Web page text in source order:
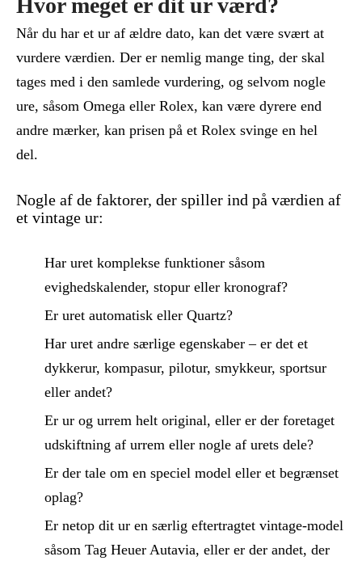
Hvor meget er dit ur værd?
Når du har et ur af ældre dato, kan det være svært at
vurdere værdien. Der er nemlig mange ting, der skal
tages med i den samlede vurdering, og selvom nogle
ure, såsom Omega eller Rolex, kan være dyrere end
andre mærker, kan prisen på et Rolex svinge en hel
del.
Nogle af de faktorer, der spiller ind på værdien af
et vintage ur:
Har uret komplekse funktioner såsom
evighedskalender, stopur eller kronograf?
Er uret automatisk eller Quartz?
Har uret andre særlige egenskaber – er det et
dykkerur, kompasur, pilotur, smykkeur, sportsur
eller andet?
Er ur og urrem helt original, eller er der foretaget
udskiftning af urrem eller nogle af urets dele?
Er der tale om en speciel model eller et begrænset
oplag?
Er netop dit ur en særlig eftertragtet vintage-model
såsom Tag Heuer Autavia, eller er der andet, der